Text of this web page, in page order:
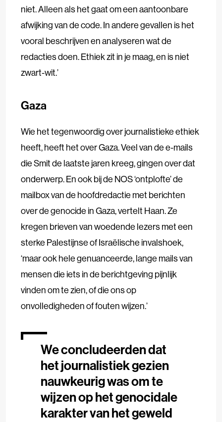
niet. Alleen als het gaat om een aantoonbare
afwijking van de code. In andere gevallen is het
vooral beschrijven en analyseren wat de
redacties doen. Ethiek zit in je maag, en is niet
zwart-wit.’
Gaza
Wie het tegenwoordig over journalistieke ethiek
heeft, heeft het over Gaza. Veel van de e-mails
die Smit de laatste jaren kreeg, gingen over dat
onderwerp. En ook bij de NOS ‘ontplofte’ de
mailbox van de hoofdredactie met berichten
over de genocide in Gaza, vertelt Haan. Ze
kregen brieven van woedende lezers met een
sterke Palestijnse of Israëlische invalshoek,
‘maar ook hele genuanceerde, lange mails van
mensen die iets in de berichtgeving pijnlijk
vinden om te zien, of die ons op
onvolledigheden of fouten wijzen.’
We concludeerden dat
het journalistiek gezien
nauwkeurig was om te
wijzen op het genocidale
karakter van het geweld